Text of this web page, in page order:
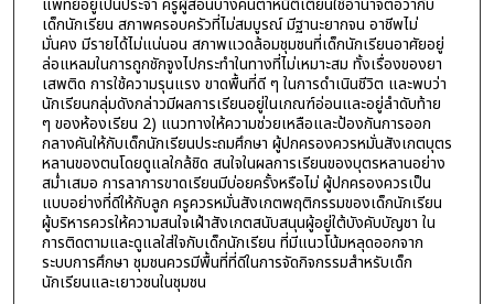
แพทย์อยู่เป็นประจำ ครูผู้สอนบางคนตำหนิติเตียนใช้อำนาจต่อว่ากับ
เด็กนักเรียน สภาพครอบครัวที่ไม่สมบูรณ์ มีฐานะยากจน อาชีพไม่
มั่นคง มีรายได้ไม่แน่นอน สภาพแวดล้อมชุมชนที่เด็กนักเรียนอาศัยอยู่
ล่อแหลมในการถูกชักจูงไปกระทำในทางที่ไม่เหมาะสม ทั้งเรื่องของยา
เสพติด การใช้ความรุนแรง ขาดพื้นที่ดี ๆ ในการดำเนินชีวิต และพบว่า
นักเรียนกลุ่มดังกล่าวมีผลการเรียนอยู่ในเกณฑ์อ่อนและอยู่ลำดับท้าย
ๆ ของห้องเรียน 2) แนวทางให้ความช่วยเหลือและป้องกันการออก
กลางคันให้กับเด็กนักเรียนประถมศึกษา ผู้ปกครองควรหมั่นสังเกตบุตร
หลานของตนโดยดูแลใกล้ชิด สนใจในผลการเรียนของบุตรหลานอย่าง
สม่ำเสมอ การลาการขาดเรียนมีบ่อยครั้งหรือไม่ ผู้ปกครองควรเป็น
แบบอย่างที่ดีให้กับลูก ครูควรหมั่นสังเกตพฤติกรรมของเด็กนักเรียน
ผู้บริหารควรให้ความสนใจเฝ้าสังเกตสนับสนุนผู้อยู่ใต้บังคับบัญชา ใน
การติดตามและดูแลใส่ใจกับเด็กนักเรียน ที่มีแนวโน้มหลุดออกจาก
ระบบการศึกษา ชุมชนควรมีพื้นที่ที่ดีในการจัดกิจกรรมสำหรับเด็ก
นักเรียนและเยาวชนในชุมชน